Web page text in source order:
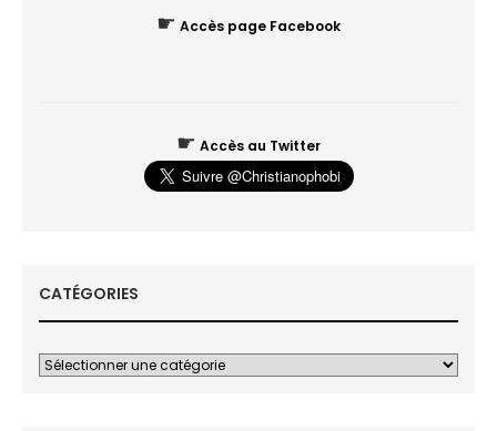
☛ Accès page Facebook
☛ Accès au Twitter
CATÉGORIES